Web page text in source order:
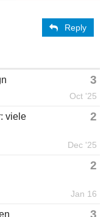
Reply
3
Oct '25
viele
2
Dec '25
2
Jan 16
3